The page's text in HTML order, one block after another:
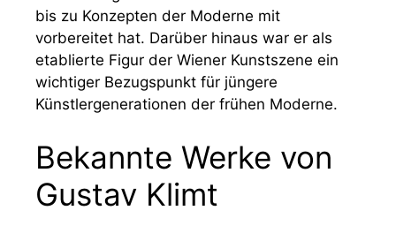
bis zu Konzepten der Moderne mit
vorbereitet hat. Darüber hinaus war er als
etablierte Figur der Wiener Kunstszene ein
wichtiger Bezugspunkt für jüngere
Künstlergenerationen der frühen Moderne.
Bekannte Werke von
Gustav Klimt